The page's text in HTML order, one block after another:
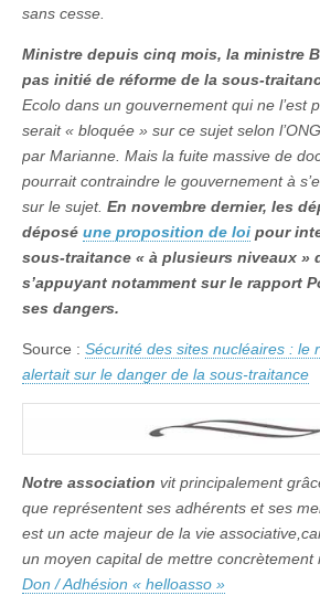
sans cesse.
Ministre depuis cinq mois, la ministre
pas initié de réforme de la sous-
Ecolo dans un gouvernement qui ne l’est
serait « bloquée » sur ce sujet selon l’ONG
par Marianne . Mais la fuite massive de
pourrait contraindre le gouvernement à
sur le sujet. En novembre dernier, les
déposé une proposition de loi pour
sous‑traitance « à plusieurs niveaux »
s’appuyant notamment sur le rapport
ses dangers.
Source : Sécurité des sites nucléaires : le
alertait sur le danger de la sous-traitance
Notre association vit principalement
que représentent ses adhérents et ses
est un acte majeur de la vie
un moyen capital de mettre concrètement
Don / Adhésion « helloasso »